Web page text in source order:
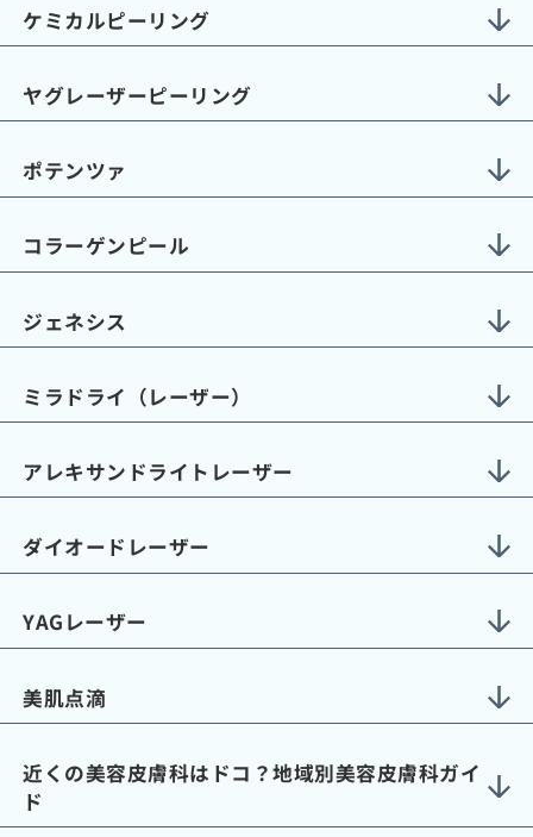
ケミカルピーリング
ヤグレーザーピーリング
ポテンツァ
コラーゲンピール
ジェネシス
ミラドライ（レーザー）
アレキサンドライトレーザー
ダイオードレーザー
YAGレーザー
美肌点滴
近くの美容皮膚科はドコ？地域別美容皮膚科ガイ
ド